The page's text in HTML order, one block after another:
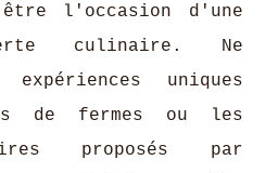
l'occasion d'une
culinaire. Ne
uniques
de fermes ou les
proposés par